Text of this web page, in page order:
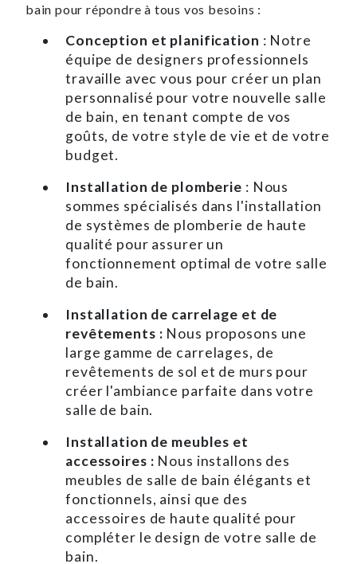
bain pour répondre à tous vos besoins :
Conception et planification : Notre
équipe de designers professionnels
travaille avec vous pour créer un plan
personnalisé pour votre nouvelle salle
de bain, en tenant compte de vos
goûts, de votre style de vie et de votre
budget.
Installation de plomberie : Nous
sommes spécialisés dans l'installation
de systèmes de plomberie de haute
qualité pour assurer un
fonctionnement optimal de votre salle
de bain.
Installation de carrelage et de
revêtements : Nous proposons une
large gamme de carrelages, de
revêtements de sol et de murs pour
créer l'ambiance parfaite dans votre
salle de bain.
Installation de meubles et
accessoires : Nous installons des
meubles de salle de bain élégants et
fonctionnels, ainsi que des
accessoires de haute qualité pour
compléter le design de votre salle de
bain.